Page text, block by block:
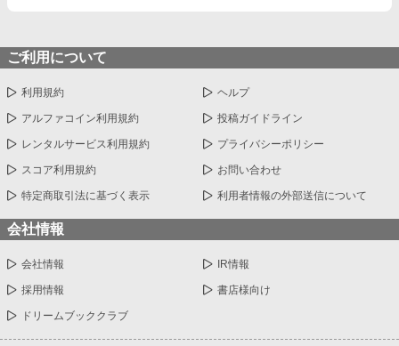
ご利用について
利用規約 ヘルプ
アルファコイン利用規約 投稿ガイドライン
レンタルサービス利用規約 プライバシーポリシー
スコア利用規約 お問い合わせ
特定商取引法に基づく表示 利用者情報の外部送信について
会社情報
会社情報 IR情報
採用情報 書店様向け
ドリームブッククラブ